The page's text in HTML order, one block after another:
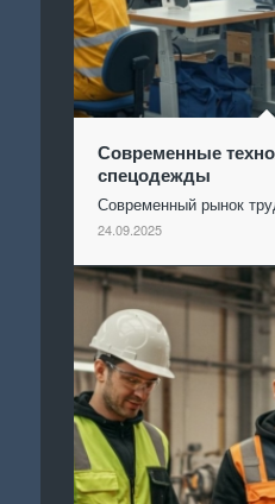
Современные
спецодежды
Современный рынок
24.09.2025